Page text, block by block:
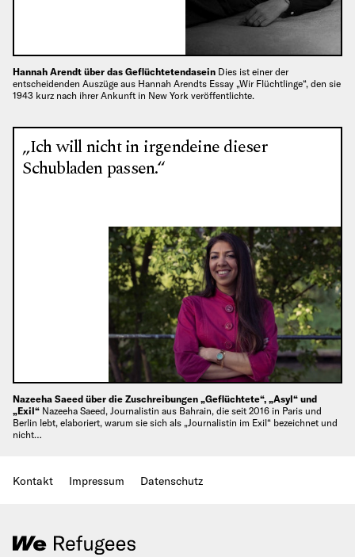
Hannah Arendt über das Geflüchtetendasein Dies ist einer der
entscheidenden Auszüge aus Hannah Arendts Essay „Wir Flüchtlinge“, den sie
1943 kurz nach ihrer Ankunft in New York veröffentlichte.
„Ich will nicht in irgendeine dieser
Schubladen passen.“
Nazeeha Saeed über die Zuschreibungen „Geflüchtete“, „Asyl“ und
„Exil“ Nazeeha Saeed, Journalistin aus Bahrain, die seit 2016 in Paris und
Berlin lebt, elaboriert, warum sie sich als „Journalistin im Exil“ bezeichnet und
nicht…
Kontakt Impressum Datenschutz